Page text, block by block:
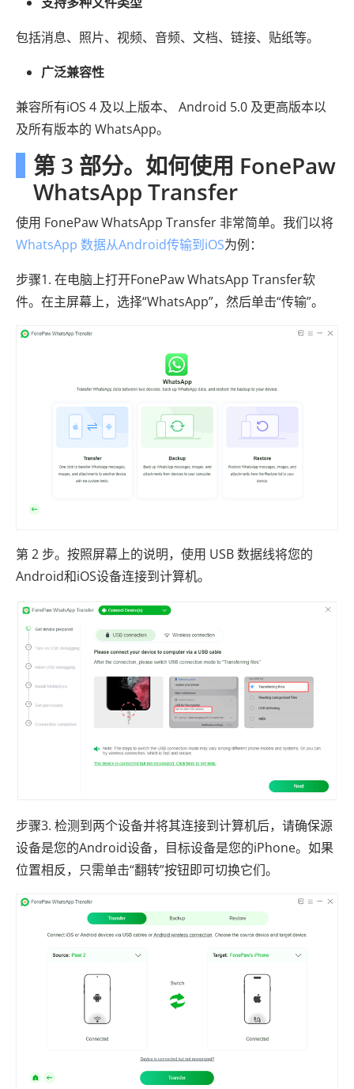
包括消息、照片、视频、音频、文档、链接、贴纸等。
广泛兼容性
兼容所有iOS 4 及以上版本、 Android 5.0 及更高版本以
及所有版本的 WhatsApp。
第 3 部分。如何使用 FonePaw
WhatsApp Transfer
使用 FonePaw WhatsApp Transfer 非常简单。我们以将
WhatsApp 数据从Android传输到iOS为例：
步骤1. 在电脑上打开FonePaw WhatsApp Transfer软
件。在主屏幕上，选择“WhatsApp”，然后单击“传输”。
第 2 步。按照屏幕上的说明，使用 USB 数据线将您的
Android和iOS设备连接到计算机。
步骤3. 检测到两个设备并将其连接到计算机后，请确保源
设备是您的Android设备，目标设备是您的iPhone。如果
位置相反，只需单击“翻转”按钮即可切换它们。